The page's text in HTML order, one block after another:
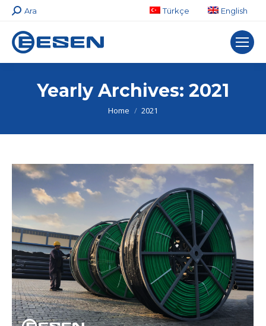
Search:
Ara Türkçe English
Yearly Archives: 2021
You are here:
Home 2021